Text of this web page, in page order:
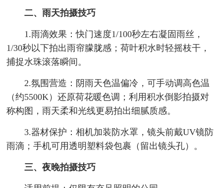
二、雨天拍摄技巧
1.雨滴效果：快门速度1/100秒左右凝固雨丝，
1/30秒以下拍出雨帘朦胧感；荷叶积水时轻摇枝干，
捕捉水珠滚落瞬间。
2.氛围营造：阴雨天色温偏冷，可手动调高色温
（约5500K）还原荷花暖色调；利用积水倒影拍摄对
称构图，雨天柔和光线更易拍出细腻质感。
3.器材保护：相机加装防水罩，镜头前戴UV镜防
雨滴；手机可用透明塑料袋包裹（留出镜头孔）。
三、夜晚拍摄技巧